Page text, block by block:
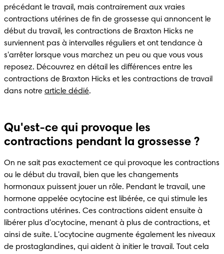
précédant le travail, mais contrairement aux vraies
contractions utérines de fin de grossesse qui annoncent le
début du travail, les contractions de Braxton Hicks ne
surviennent pas à intervalles réguliers et ont tendance à
s'arrêter lorsque vous marchez un peu ou que vous vous
reposez. Découvrez en détail les différences entre les
contractions de Braxton Hicks et les contractions de travail
dans notre article dédié.
Qu'est-ce qui provoque les
contractions pendant la grossesse ?
On ne sait pas exactement ce qui provoque les contractions
ou le début du travail, bien que les changements
hormonaux puissent jouer un rôle. Pendant le travail, une
hormone appelée ocytocine est libérée, ce qui stimule les
contractions utérines. Ces contractions aident ensuite à
libérer plus d'ocytocine, menant à plus de contractions, et
ainsi de suite. L'ocytocine augmente également les niveaux
de prostaglandines, qui aident à initier le travail. Tout cela